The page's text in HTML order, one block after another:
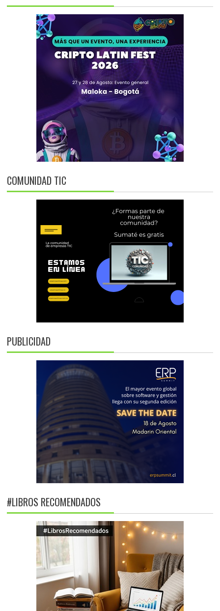
COMUNIDAD TIC
PUBLICIDAD
#LIBROS RECOMENDADOS